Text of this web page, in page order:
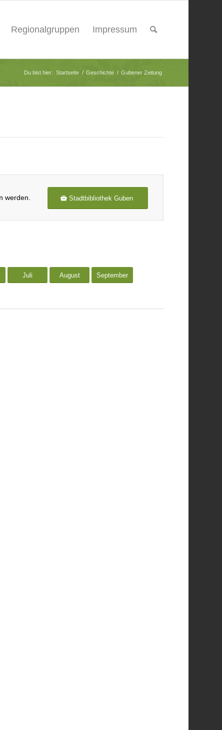
Regionalgruppen Impressum
Du bist hier: Startseite / Geschichte / Gubener Zeitung
werden. Stadtbibliothek Guben
Juli August September